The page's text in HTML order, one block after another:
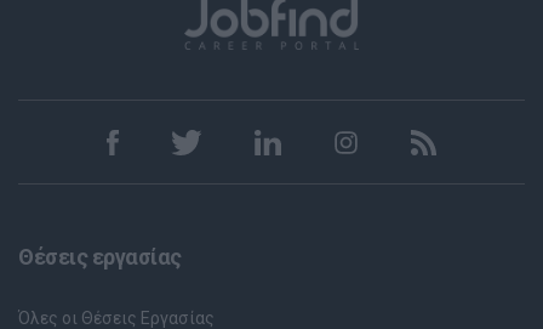
Θέσεις εργασίας
Όλες οι Θέσεις Εργασίας